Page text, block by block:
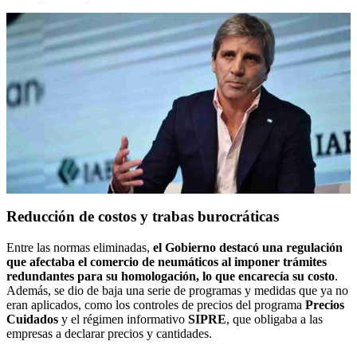
Reducción de costos y trabas burocráticas
Entre las normas eliminadas, el Gobierno destacó una regulación
que afectaba el comercio de neumáticos al imponer trámites
redundantes para su homologación, lo que encarecía su costo.
Además, se dio de baja una serie de programas y medidas que ya no
eran aplicados, como los controles de precios del programa Precios
Cuidados y el régimen informativo SIPRE, que obligaba a las
empresas a declarar precios y cantidades.